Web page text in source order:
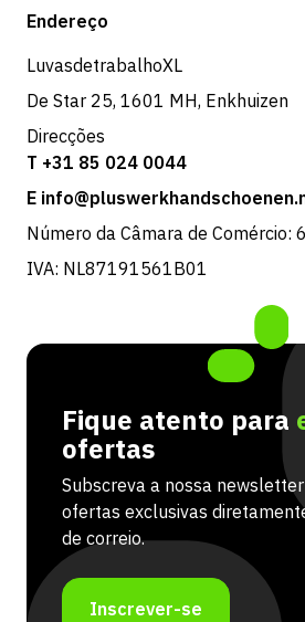
Devoluções e serviço
Loja
Endereço
LuvasdetrabalhoXL
De Star 25, 1601 MH, Enkhuizen
Direcções
T +31 85 024 0044
E
Número da Câmara de Comércio:
IVA: NL87191561B01
Fique atento para
ofertas
Subscreva a nossa
ofertas exclusivas
de correio.
Inscrever-se